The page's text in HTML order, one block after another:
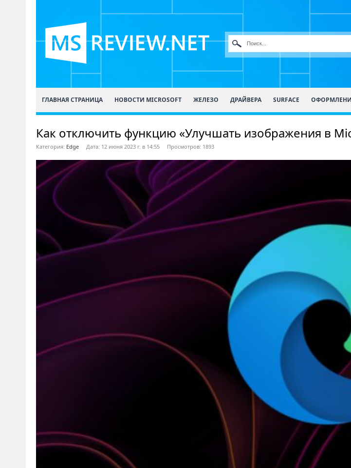
ГЛАВНАЯ СТРАНИЦА НОВОСТИ MICROSOFT ЖЕЛЕЗО ДРАЙВЕРА SURFACE
Как отключить функцию «Улучшать изображения в
Категория: Edge Дата: 12 июня 2023 г. в 14:55 Просмотров: 1893